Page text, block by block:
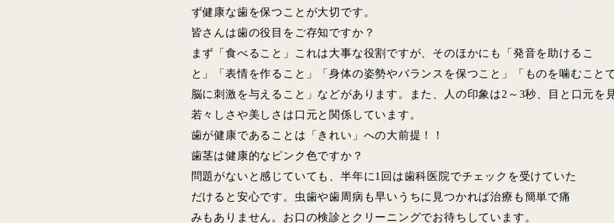
ず健康な歯を保つことが大切です。
皆さんは歯の役目をご存知ですか？
まず「食べること」これは大事な役割ですが、そのほかにも「発音を助けるこ
と」「表情を作ること」「身体の姿勢やバランスを保つこと」「ものを噛むこと
脳に刺激を与えること」などがあります。また、人の印象は2～3秒、目と口元を
若々しさや美しさは口元と関係しています。
歯が健康であることは「きれい」への大前提！！
歯茎は健康的なピンク色ですか？
問題がないと感じていても、半年に1回は歯科医院でチェックを受けていた
だけると安心です。虫歯や歯周病も早いうちに見つかれば治療も簡単で痛
みもありません。お口の検診とクリーニングでお待ちしています。